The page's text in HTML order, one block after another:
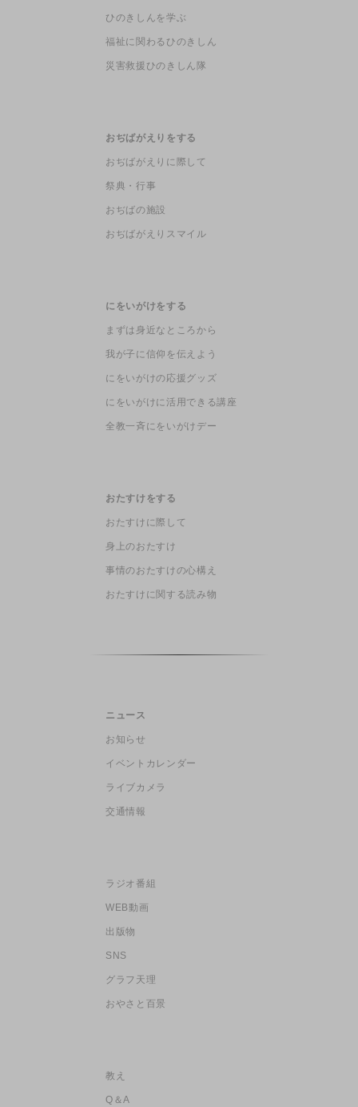
ひのきしんを学ぶ
福祉に関わるひのきしん
災害救援ひのきしん隊
おぢばがえりをする
おぢばがえりに際して
祭典・行事
おぢばの施設
おぢばがえりスマイル
にをいがけをする
まずは身近なところから
我が子に信仰を伝えよう
にをいがけの応援グッズ
にをいがけに活用できる講座
全教一斉にをいがけデー
おたすけをする
おたすけに際して
身上のおたすけ
事情のおたすけの心構え
おたすけに関する読み物
ニュース
お知らせ
イベントカレンダー
ライブカメラ
交通情報
ラジオ番組
WEB動画
出版物
SNS
グラフ天理
おやさと百景
教え
Q＆A